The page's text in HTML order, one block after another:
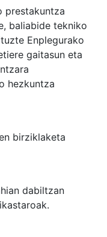
prestakuntza
baliabide tekniko
Enplegurako
gaitasun eta
hezkuntza
birziklaketa
dabiltzan